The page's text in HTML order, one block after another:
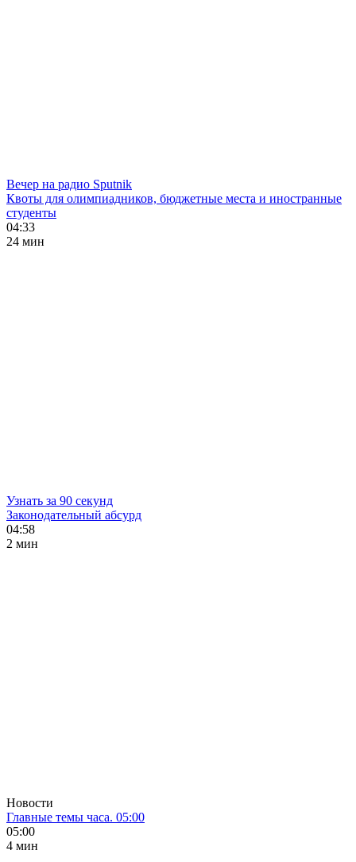
Вечер на радио Sputnik
Квоты для олимпиадников, бюджетные места и иностранные
студенты
04:33
24 мин
Узнать за 90 секунд
Законодательный абсурд
04:58
2 мин
Новости
Главные темы часа. 05:00
05:00
4 мин